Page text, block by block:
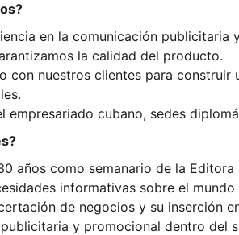
en la comunicación publicitaria
la calidad del producto.
con nuestros clientes para construir
empresariado cubano, sedes
años como semanario de la
informativas sobre el
de negocios y su inserción
y promocional dentro del